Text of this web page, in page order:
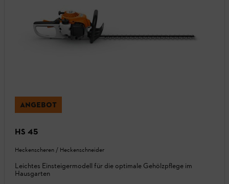
ANGEBOT
HS 45
Heckenscheren / Heckenschneider
Leichtes Einsteigermodell für die optimale Gehölzpflege im
Hausgarten